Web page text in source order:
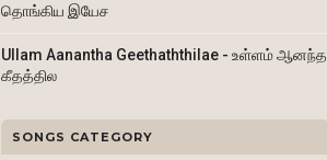
தொங்கிய இயேச
Ullam Aanantha Geethaththilae - உள்ளம் ஆனந்த
கீதத்தில
SONGS CATEGORY